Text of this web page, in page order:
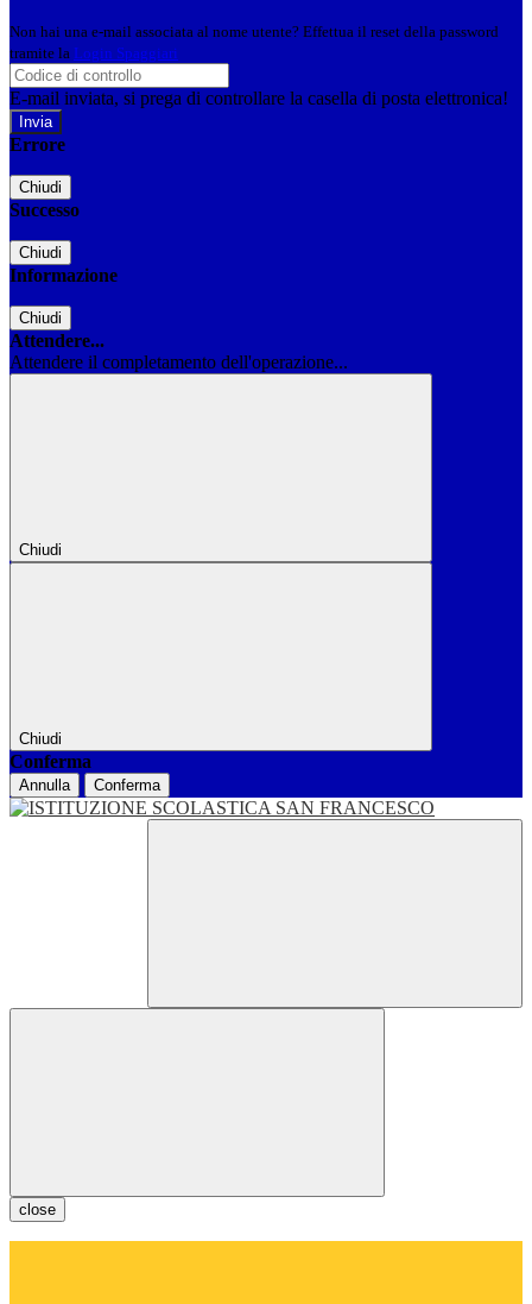
Non hai una e-mail associata al nome utente? Effettua il reset della password
tramite la Login Spaggiari
E-mail inviata, si prega di controllare la casella di posta elettronica!
Errore
Chiudi
Successo
Chiudi
Informazione
Chiudi
Attendere...
Attendere il completamento dell'operazione...
Chiudi
Chiudi
Conferma
Annulla Conferma
close